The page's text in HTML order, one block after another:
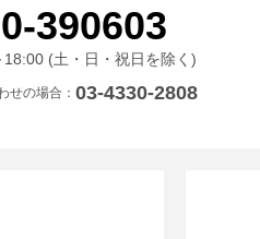
390603
時 ドニチシュクジツを除く
18:00 (土・日・祝日を除く)
せの場合 03-4330-2808